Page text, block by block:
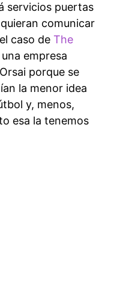
servicios puertas
comunicar
caso de The
empresa
porque se
la menor idea
y, menos,
esa la tenemos